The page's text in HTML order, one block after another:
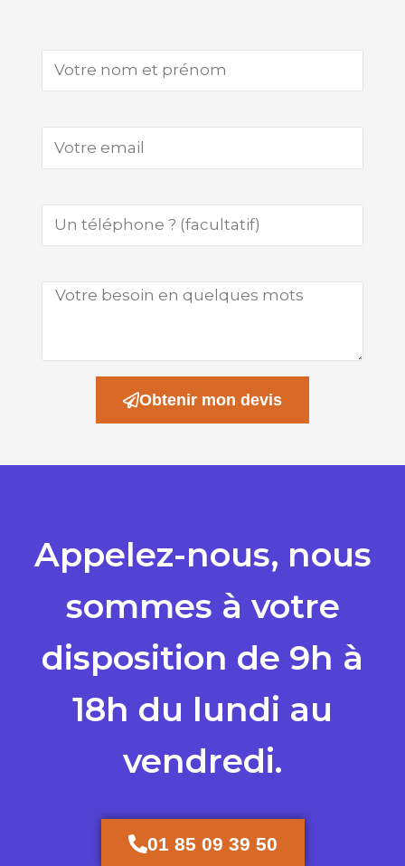
Obtenir mon devis
Appelez-nous, nous
sommes à votre
disposition de 9h à
18h du lundi au
vendredi.
01 85 09 39 50